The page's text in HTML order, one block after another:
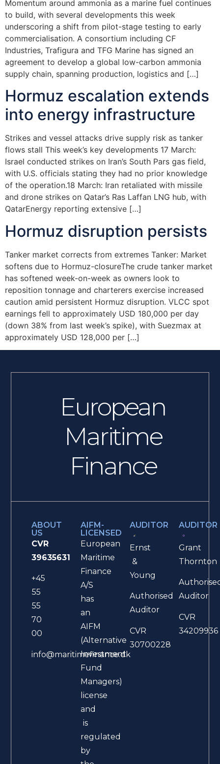
Momentum around ammonia as a marine fuel continues
to build, with several developments this week
underscoring a shift from pilot-stage testing to early
commercialisation. A consortium including CF
Industries, Trafigura and TFG Marine has signed an
agreement to develop a global low-carbon ammonia
supply chain, spanning production, logistics and […]
Hormuz escalation extends
into energy infrastructure
Strikes and vessel attacks drive supply risk as tanker
flows stall This week’s key developments 17 March:
Israel conducted strikes on Iran’s South Pars gas field,
with U.S. officials stating they had no prior knowledge
of the operation.18 March: Iran retaliated with missile
and drone strikes on Qatar’s Ras Laffan LNG hub, with
QatarEnergy reporting extensive […]
Hormuz disruption persists
Tanker market corrects from extremes Tanker: Market
softens due to Hormuz-closureThe crude tanker market
has softened week-on-week as owners look to
reposition tonnage and charterers exercise increased
caution amid persistent Hormuz disruption. VLCC spot
earnings fell to approximately USD 180,000 per day
(down 38% from last week’s spike), with Suezmax at
approximately USD 128,000 per […]
European
Maritime
Finance
ABOUT
US
CVR
39635631
+45
55
55
70
00
info@maritimefinance.dk
AIFM-
LICENSED
European
Maritime
Finance
A/S
has
an
AIFM
(Alternative
Investment
Fund
Managers)
license
and
is
regulated
by
AUDITOR
Ernst
&
Young
Authorised
Auditor
CVR
30700228
AUDITOR
Grant
Thornton
Auditor
CVR
34209936